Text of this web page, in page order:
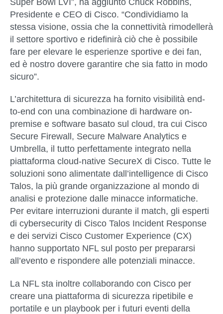
Super Bowl LVI”, ha aggiunto Chuck Robbins,
Presidente e CEO di Cisco. “Condividiamo la
stessa visione, ossia che la connettività rimodellerà
il settore sportivo e ridefinirà ciò che è possibile
fare per elevare le esperienze sportive e dei fan,
ed è nostro dovere garantire che sia fatto in modo
sicuro”.
L’architettura di sicurezza ha fornito visibilità end-
to-end con una combinazione di hardware on-
premise e software basato sul cloud, tra cui Cisco
Secure Firewall, Secure Malware Analytics e
Umbrella, il tutto perfettamente integrato nella
piattaforma cloud-native SecureX di Cisco. Tutte le
soluzioni sono alimentate dall’intelligence di Cisco
Talos, la più grande organizzazione al mondo di
analisi e protezione dalle minacce informatiche.
Per evitare interruzioni durante il match, gli esperti
di cybersecurity di Cisco Talos Incident Response
e dei servizi Cisco Customer Experience (CX)
hanno supportato NFL sul posto per prepararsi
all’evento e rispondere alle potenziali minacce.
La NFL sta inoltre collaborando con Cisco per
creare una piattaforma di sicurezza ripetibile e
portatile e un playbook per i futuri eventi della